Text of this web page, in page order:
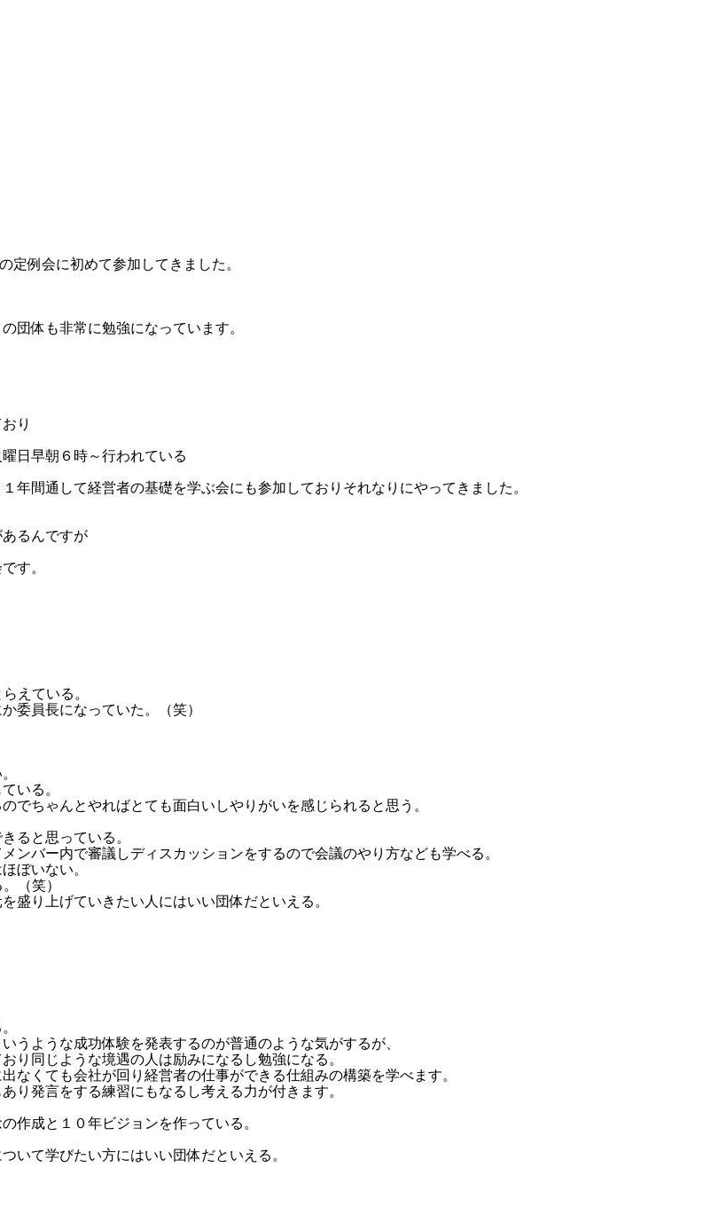
定例会に初めて参加してきました。
団体も非常に勉強になっています。
り
日早朝６時～行われている
年間通して経営者の基礎を学ぶ会にも参加しておりそれなりにやってきました。
るんですが
す。
えている。
委員長になっていた。（笑）
いる。
でちゃんとやればとても面白いしやりがいを感じられると思う。
ると思っている。
バー内で審議しディスカッションをするので会議のやり方なども学べる。
ぼいない。
（笑）
盛り上げていきたい人にはいい団体だといえる。
うような成功体験を発表するのが普通のような気がするが、
り同じような境遇の人は励みになるし勉強になる。
なくても会社が回り経営者の仕事ができる仕組みの構築を学べます。
り発言をする練習にもなるし考える力が付きます。
作成と１０年ビジョンを作っている。
いて学びたい方にはいい団体だといえる。